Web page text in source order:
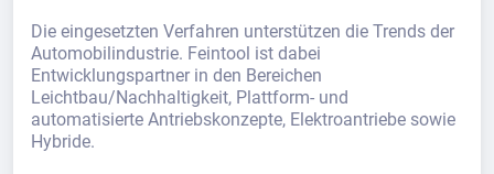
Die eingesetzten Verfahren unterstützen die Trends der
Automobilindustrie. Feintool ist dabei
Entwicklungspartner in den Bereichen
Leichtbau/Nachhaltigkeit, Plattform- und
automatisierte Antriebskonzepte, Elektroantriebe sowie
Hybride.